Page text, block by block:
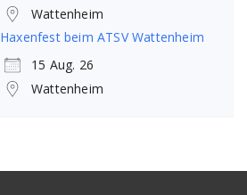
Wattenheim
Haxenfest beim ATSV Wattenheim
15 Aug. 26
Wattenheim